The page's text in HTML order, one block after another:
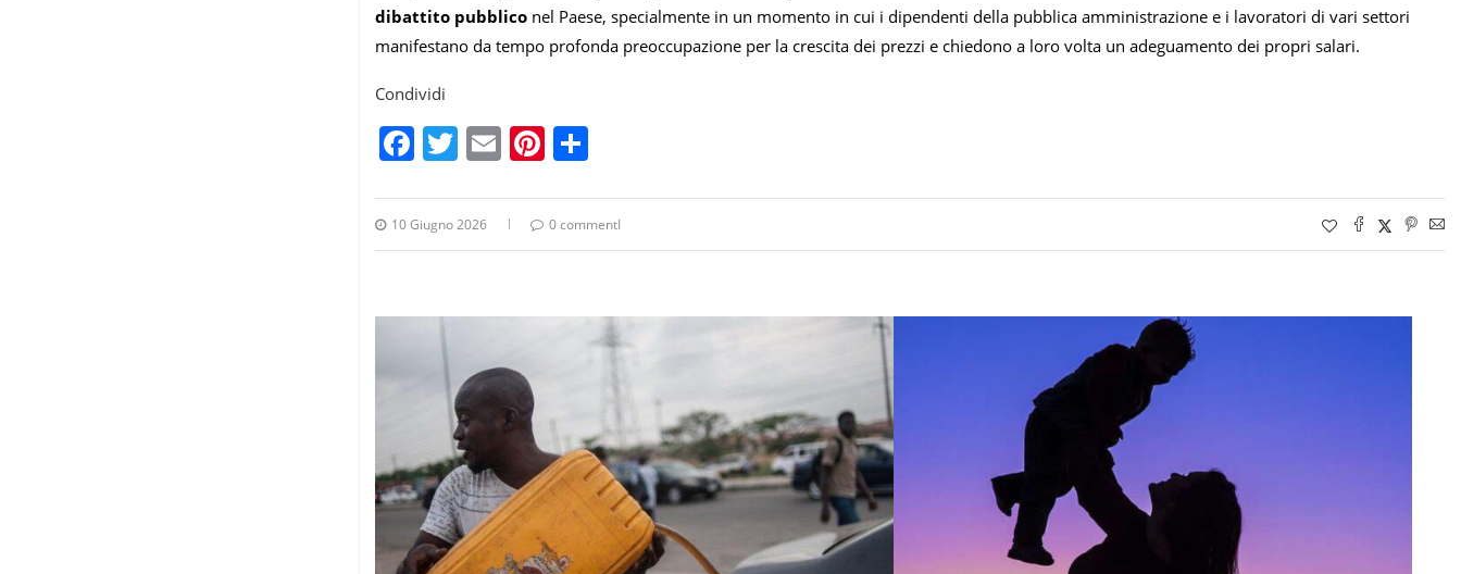
dibattito pubblico nel Paese, specialmente in un momento in cui i dipendenti della pubblica amministrazione e i lavoratori di vari settori
manifestano da tempo profonda preoccupazione per la crescita dei prezzi e chiedono a loro volta un adeguamento dei propri salari.
Condividi
Facebook
Twitter
EmailPinterest
10 Giugno 2026 0 commentI